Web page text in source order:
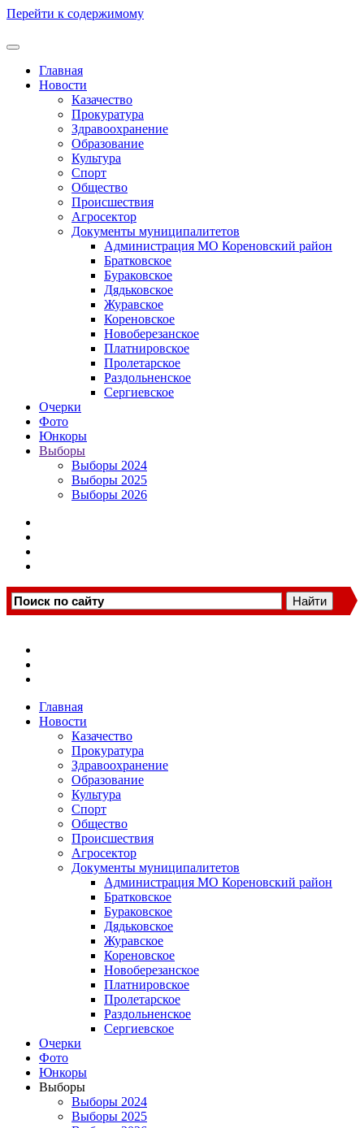
Перейти к содержимому
Главная
Новости
Казачество
Прокуратура
Здравоохранение
Образование
Культура
Спорт
Общество
Происшествия
Агросектор
Документы муниципалитетов
Администрация МО Кореновский район
Братковское
Бураковское
Дядьковское
Журавское
Кореновское
Новоберезанское
Платнировское
Пролетарское
Раздольненское
Сергиевское
Очерки
Фото
Юнкоры
Выборы
Выборы 2024
Выборы 2025
Выборы 2026
Главная
Новости
Казачество
Прокуратура
Здравоохранение
Образование
Культура
Спорт
Общество
Происшествия
Агросектор
Документы муниципалитетов
Администрация МО Кореновский район
Братковское
Бураковское
Дядьковское
Журавское
Кореновское
Новоберезанское
Платнировское
Пролетарское
Раздольненское
Сергиевское
Очерки
Фото
Юнкоры
Выборы
Выборы 2024
Выборы 2025